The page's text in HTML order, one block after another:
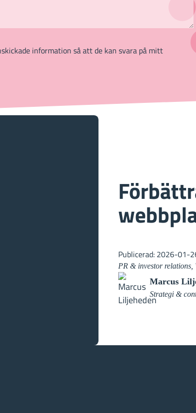
information så att de kan svara på mitt
Publicerad: 2026-01-
PR & investor
Marcus
Strategi &